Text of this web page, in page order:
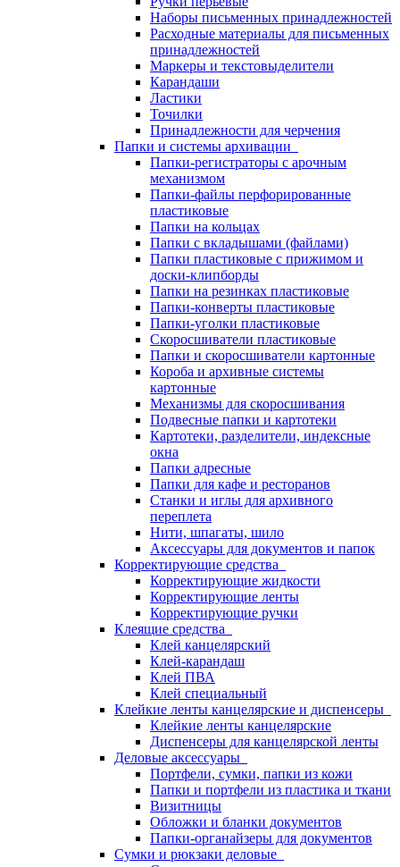
Наборы письменных принадлежностей
Расходные материалы для письменных
принадлежностей
Маркеры и текстовыделители
Карандаши
Ластики
Точилки
Принадлежности для черчения
Папки и системы архивации
Папки-регистраторы с арочным
механизмом
Папки-файлы перфорированные
пластиковые
Папки на кольцах
Папки с вкладышами (файлами)
Папки пластиковые с прижимом и
доски-клипборды
Папки на резинках пластиковые
Папки-конверты пластиковые
Папки-уголки пластиковые
Скоросшиватели пластиковые
Папки и скоросшиватели картонные
Короба и архивные системы
картонные
Механизмы для скоросшивания
Подвесные папки и картотеки
Картотеки, разделители, индексные
окна
Папки адресные
Папки для кафе и ресторанов
Станки и иглы для архивного
переплета
Нити, шпагаты, шило
Аксессуары для документов и папок
Корректирующие средства
Корректирующие жидкости
Корректирующие ленты
Корректирующие ручки
Клеящие средства
Клей канцелярский
Клей-карандаш
Клей ПВА
Клей специальный
Клейкие ленты канцелярские и диспенсеры
Клейкие ленты канцелярские
Диспенсеры для канцелярской ленты
Деловые аксессуары
Портфели, сумки, папки из кожи
Папки и портфели из пластика и ткани
Визитницы
Обложки и бланки документов
Папки-органайзеры для документов
Сумки и рюкзаки деловые